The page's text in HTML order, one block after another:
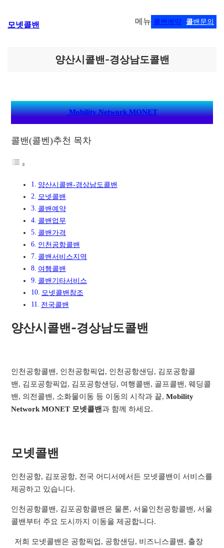
텐
모넷콜밴 메뉴 콜밴예약 콜밴문의
양산시콜밴-경상남도콜밴
Mobility Network MONET
콜밴(콜벤)추천 목차
양산시콜밴-경상남도콜밴
모넷콜밴
콜밴예약
콜밴업무
콜밴가격
인천공항콜밴
콜밴서비스지역​
여행콜밴​
콜밴기타서비스​
모넷콜밴참조
전국콜밴
양산시콜밴-경상남도콜밴
인천공항콜밴, 인천공항픽업, 인천공항샌딩, 김포공항콜
밴, 김포공항픽업, 김포공항샌딩, 여행콜밴, 골프콜밴, 웨딩콜
밴, 의전콜밴, 소화물이동 등 이동의 시작과 끝,Mobility
Network MONET 모넷콜밴과 함께 하세요.
모넷콜밴
인천공항, 김포공항, 전국 어디서에서든 모넷콜밴이 서비스를
제공하고 있습니다.
인천공항콜밴, 김포공항콜밴은 물론, 서울인천공항콜밴, 서울
콜밴부터 주요 도시까지 이동을 제공합니다.
저희 모넷콜밴은 공항픽업, 공항샌딩, 비즈니스콜밴, 출장